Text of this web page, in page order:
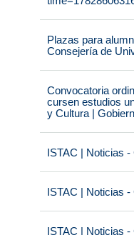
Plazas para
Consejería de
Convocatoria
cursen estudios
y Cultura |
ISTAC | Noticias
ISTAC | Noticias
ISTAC | Noticias